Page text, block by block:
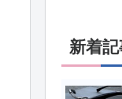
新着